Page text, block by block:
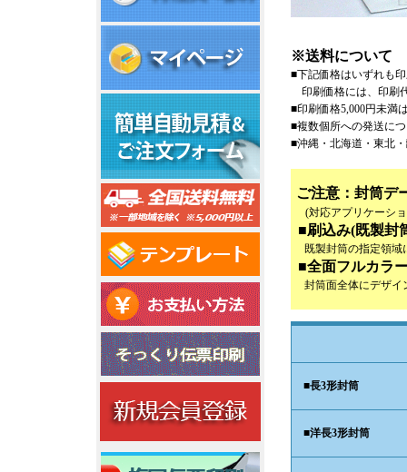
※送料について
■下記価格はいずれも
印刷価格には、印刷
■印刷価格5,000円未満
■複数個所への発送に
■沖縄・北海道・東北
ご注意：封筒デ
(対応アプリケーシ
■刷込み(既製封
既製封筒の指定領域
■全面フルカラ
封筒面全体にデザイ
■長3形封筒
■洋長3形封筒